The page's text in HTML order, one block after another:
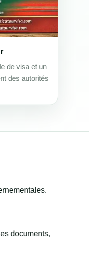
de visa et un
des autorités
documents,